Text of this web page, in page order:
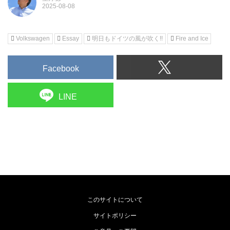
Volkswagen Essay 明日もドイツの風が吹く!! Fire and Ice
Facebook
LINE
このサイトについて
サイトポリシー